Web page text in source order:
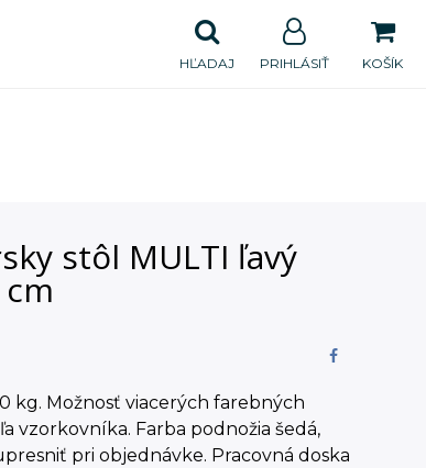
KOŠÍK
PRIHLÁSIŤ
HĽADAJ
stôl MULTI ľavý
kg. Možnosť viacerých farebných
vzorkovníka. Farba podnožia šedá,
pri objednávke. Pracovná doska